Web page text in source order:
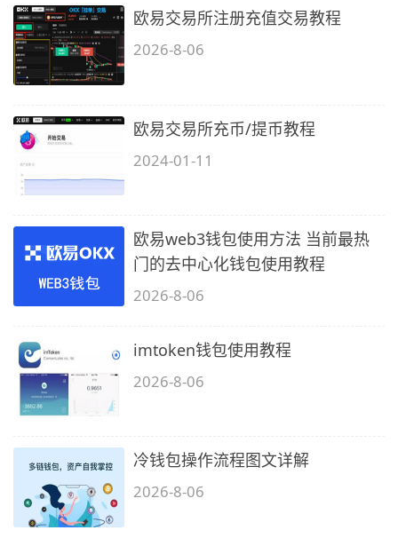
欧易交易所注册充值交易教程
2026-8-06
欧易交易所充币/提币教程
2024-01-11
欧易web3钱包使用方法 当前最热
门的去中心化钱包使用教程
2026-8-06
imtoken钱包使用教程
2026-8-06
冷钱包操作流程图文详解
2026-8-06